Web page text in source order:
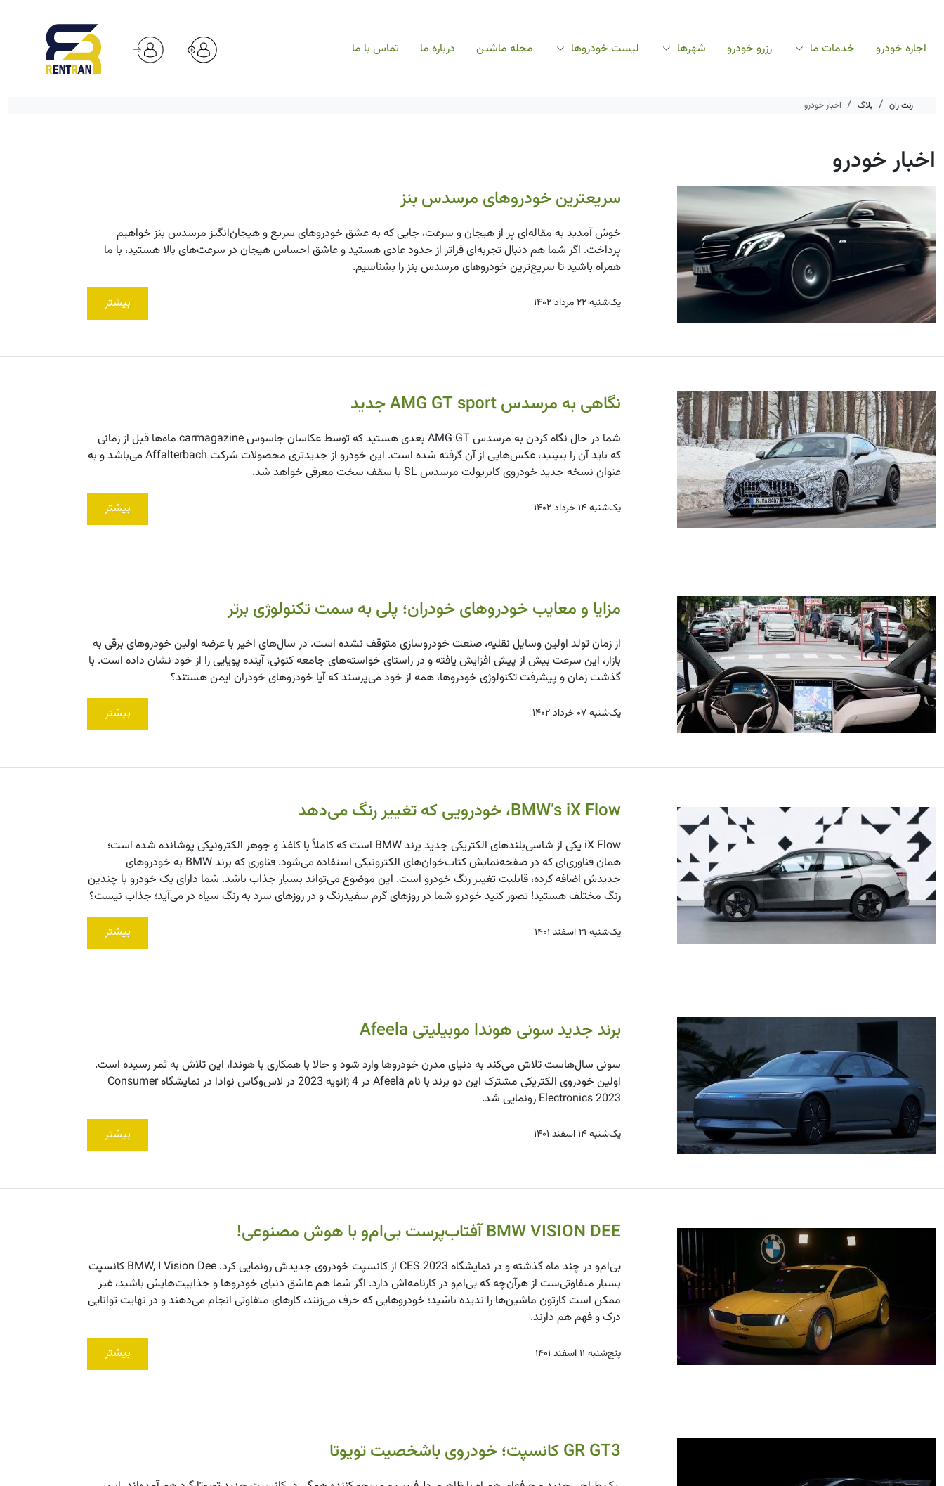
اجاره خودرو خدمات ما رزرو خودرو شهرها لیست خودروها مجله ماشین درباره ما تماس با ما
رنت ران بلاگ اخبار خودرو
اخبار خودرو
سریعترین خودروهای مرسدس بنز
خوش آمدید به مقاله‌ای پر از هیجان و سرعت، جایی که به عشق خودروهای سریع و هیجان‌انگیز مرسدس بنز خواهیم
پرداخت. اگر شما هم دنبال تجربه‌ای فراتر از حدود عادی هستید و عاشق احساس هیجان در سرعت‌های بالا هستید، با ما
همراه باشید تا سریع‌ترین خودروهای مرسدس بنز را بشناسیم.
یک‌شنبه ۲۲ مرداد ۱۴۰۲ بیشتر
نگاهی به مرسدس AMG GT sport جدید
شما در حال نگاه کردن به مرسدس AMG GT بعدی هستید که توسط عکاسان جاسوس carmagazine ماه‌ها قبل از زمانی
که باید آن را ببینید، عکس‌هایی از آن گرفته شده است. این خودرو از جدیدتری محصولات شرکت Affalterbach می‌باشد و به
عنوان نسخه جدید خودروی کابریولت مرسدس SL با سقف سخت معرفی خواهد شد.
یک‌شنبه ۱۴ خرداد ۱۴۰۲ بیشتر
مزایا و معایب خودروهای خودران؛ پلی به سمت تکنولوژی برتر
از زمان تولد اولین وسایل نقلیه، صنعت خودروسازی متوقف نشده است. در سال‌های اخیر با عرضه اولین خودروهای برقی به
بازار، این سرعت بیش از پیش افزایش یافته و در راستای خواسته‌های جامعه کنونی، آینده پویایی را از خود نشان داده است. با
گذشت زمان و پیشرفت تکنولوژی خودروها، همه از خود می‌پرسند که آیا خودروهای خودران ایمن هستند؟
یک‌شنبه ۰۷ خرداد ۱۴۰۲ بیشتر
BMW’s iX Flow، خودرویی که تغییر رنگ می‌دهد
iX Flow یکی از شاسی‌بلندهای الکتریکی جدید برند BMW است که کاملاً با کاغذ و جوهر الکترونیکی پوشانده شده است؛
همان فناوری‌ای که در صفحه‌نمایش کتاب‌خوان‌های الکترونیکی استفاده می‌شود. فناوری که برند BMW به خودروهای
جدیدش اضافه کرده، قابلیت تغییر رنگ خودرو است. این موضوع می‌تواند بسیار جذاب باشد. شما دارای یک خودرو با چندین
رنگ مختلف هستید! تصور کنید خودرو شما در روزهای گرم سفیدرنگ و در روزهای سرد به رنگ سیاه در می‌آید؛ جذاب نیست؟
یک‌شنبه ۲۱ اسفند ۱۴۰۱ بیشتر
برند جدید سونی هوندا موبیلیتی Afeela
سونی سال‌هاست تلاش می‌کند به دنیای مدرن خودروها وارد شود و حالا با همکاری با هوندا، این تلاش به ثمر رسیده است.
اولین خودروی الکتریکی مشترک این دو برند با نام Afeela در 4 ژانویه 2023 در لاس‌وگاس نوادا در نمایشگاه Consumer
Electronics 2023 رونمایی شد.
یک‌شنبه ۱۴ اسفند ۱۴۰۱ بیشتر
BMW VISION DEE آفتاب‌پرست بی‌ام‌و با هوش مصنوعی!
بی‌ام‌و در چند ماه گذشته و در نمایشگاه 2023 CES از کانسپت خودروی جدیدش رونمایی کرد. BMW, I Vision Dee کانسپت
بسیار متفاوتی‌ست از هرآن‌چه که بی‌ام‌و در کارنامه‌اش دارد. اگر شما هم عاشق دنیای خودروها و جذابیت‌هایش باشید، غیر
ممکن است کارتون ماشین‌ها را ندیده باشید؛ خودروهایی که حرف می‌زنند، کارهای متفاوتی انجام می‌دهند و در نهایت توانایی
درک و فهم هم دارند.
پنج‌شنبه ۱۱ اسفند ۱۴۰۱ بیشتر
GR GT3 کانسپت؛ خودروی باشخصیت تویوتا